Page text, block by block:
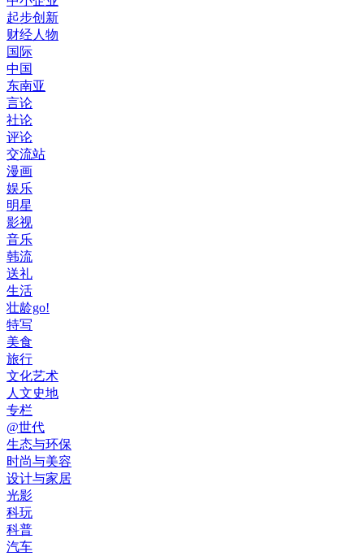
起步创新
财经人物
国际
中国
东南亚
言论
社论
评论
交流站
漫画
娱乐
明星
影视
音乐
韩流
送礼
生活
壮龄go!
特写
美食
旅行
文化艺术
人文史地
专栏
@世代
生态与环保
时尚与美容
设计与家居
光影
科玩
科普
汽车